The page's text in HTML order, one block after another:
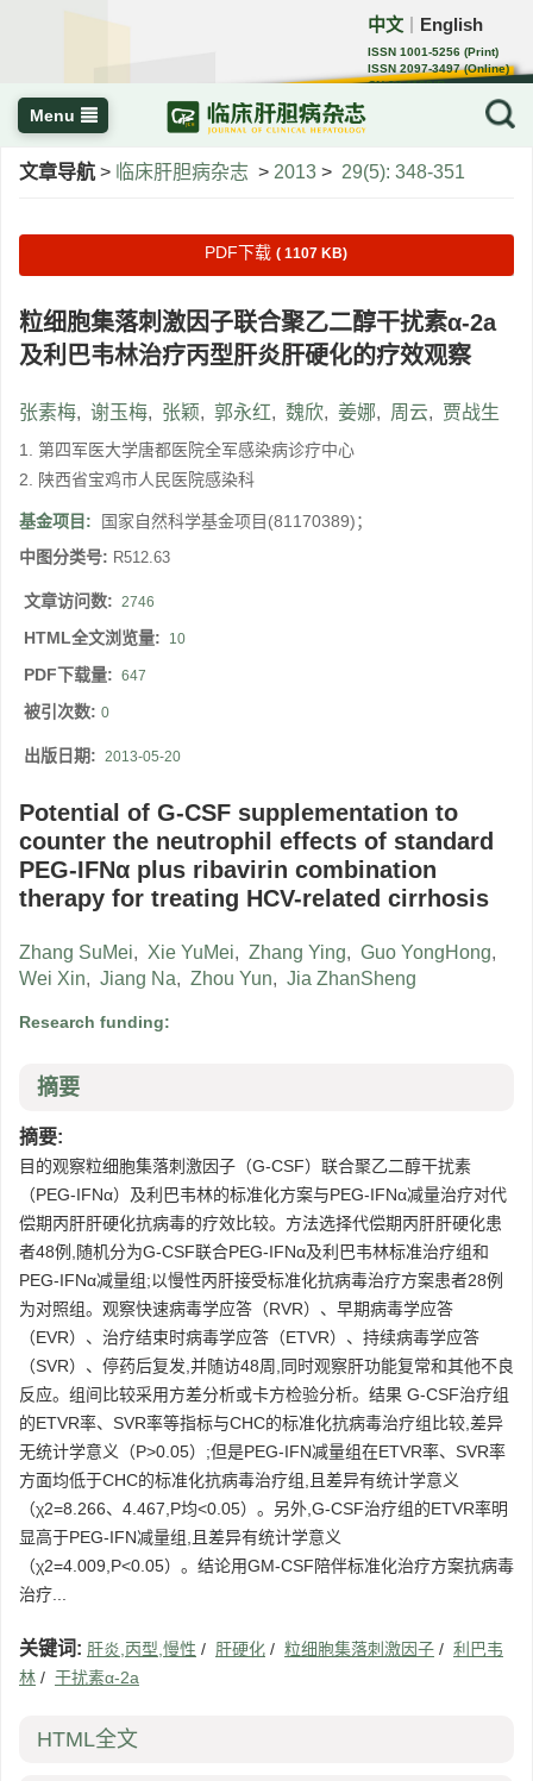
中文 English
ISSN 1001-5256 (Print)
ISSN 2097-3497 (Online)
CN 22-1108/R
Menu
文章导航 > 临床肝胆病杂志 > 2013 > 29(5): 348-351
PDF下载 ( 1107 KB)
粒细胞集落刺激因子联合聚乙二醇干扰素α-2a
及利巴韦林治疗丙型肝炎肝硬化的疗效观察
张素梅, 谢玉梅, 张颖, 郭永红, 魏欣, 姜娜, 周云, 贾战生
1. 第四军医大学唐都医院全军感染病诊疗中心
2. 陕西省宝鸡市人民医院感染科
基金项目:
国家自然科学基金项目(81170389)；
中图分类号: R512.63
文章访问数: 2746
HTML全文浏览量: 10
PDF下载量: 647
被引次数: 0
出版日期: 2013-05-20
Potential of G-CSF supplementation to
counter the neutrophil effects of standard
PEG-IFNα plus ribavirin combination
therapy for treating HCV-related cirrhosis
Zhang SuMei, Xie YuMei, Zhang Ying, Guo YongHong,
Wei Xin, Jiang Na, Zhou Yun, Jia ZhanSheng
Research funding:
摘要
摘要:
目的观察粒细胞集落刺激因子（G-CSF）联合聚乙二醇干扰素
（PEG-IFNα）及利巴韦林的标准化方案与PEG-IFNα减量治疗对代
偿期丙肝肝硬化抗病毒的疗效比较。方法选择代偿期丙肝肝硬化患
者48例,随机分为G-CSF联合PEG-IFNα及利巴韦林标准治疗组和
PEG-IFNα减量组;以慢性丙肝接受标准化抗病毒治疗方案患者28例
为对照组。观察快速病毒学应答（RVR）、早期病毒学应答
（EVR）、治疗结束时病毒学应答（ETVR）、持续病毒学应答
（SVR）、停药后复发,并随访48周,同时观察肝功能复常和其他不良
反应。组间比较采用方差分析或卡方检验分析。结果 G-CSF治疗组
的ETVR率、SVR率等指标与CHC的标准化抗病毒治疗组比较,差异
无统计学意义（P>0.05）;但是PEG-IFN减量组在ETVR率、SVR率
方面均低于CHC的标准化抗病毒治疗组,且差异有统计学意义
（χ2=8.266、4.467,P均<0.05）。另外,G-CSF治疗组的ETVR率明
显高于PEG-IFN减量组,且差异有统计学意义
（χ2=4.009,P<0.05）。结论用GM-CSF陪伴标准化治疗方案抗病毒
治疗...
关键词: 肝炎,丙型,慢性 / 肝硬化 / 粒细胞集落刺激因子 / 利巴韦
林 / 干扰素α-2a
HTML全文